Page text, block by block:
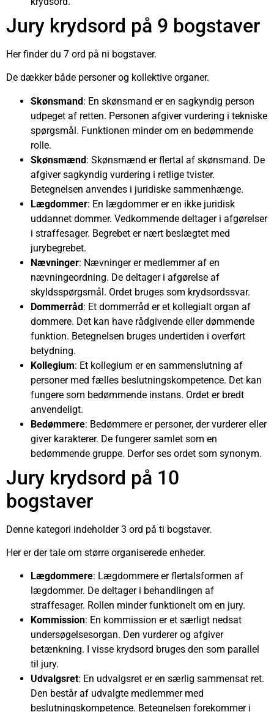
Jury krydsord på 9 bogstaver
Her finder du 7 ord på ni bogstaver.
De dækker både personer og kollektive organer.
Skønsmand: En skønsmand er en sagkyndig person
udpeget af retten. Personen afgiver vurdering i tekniske
spørgsmål. Funktionen minder om en bedømmende
rolle.
Skønsmænd: Skønsmænd er flertal af skønsmand. De
afgiver sagkyndig vurdering i retlige tvister.
Betegnelsen anvendes i juridiske sammenhænge.
Lægdommer: En lægdommer er en ikke juridisk
uddannet dommer. Vedkommende deltager i afgørelser
i straffesager. Begrebet er nært beslægtet med
jurybegrebet.
Nævninger: Nævninger er medlemmer af en
nævningeordning. De deltager i afgørelse af
skyldsspørgsmål. Ordet bruges som krydsordssvar.
Dommerråd: Et dommerråd er et kollegialt organ af
dommere. Det kan have rådgivende eller dømmende
funktion. Betegnelsen bruges undertiden i overført
betydning.
Kollegium: Et kollegium er en sammenslutning af
personer med fælles beslutningskompetence. Det kan
fungere som bedømmende instans. Ordet er bredt
anvendeligt.
Bedømmere: Bedømmere er personer, der vurderer eller
giver karakterer. De fungerer samlet som en
bedømmende gruppe. Derfor ses ordet som synonym.
Jury krydsord på 10
bogstaver
Denne kategori indeholder 3 ord på ti bogstaver.
Her er der tale om større organiserede enheder.
Lægdommere: Lægdommere er flertalsformen af
lægdommer. De deltager i behandlingen af
straffesager. Rollen minder funktionelt om en jury.
Kommission: En kommission er et særligt nedsat
undersøgelsesorgan. Den vurderer og afgiver
betænkning. I visse krydsord bruges den som parallel
til jury.
Udvalgsret: En udvalgsret er en særlig sammensat ret.
Den består af udvalgte medlemmer med
beslutningskompetence. Betegnelsen forekommer i